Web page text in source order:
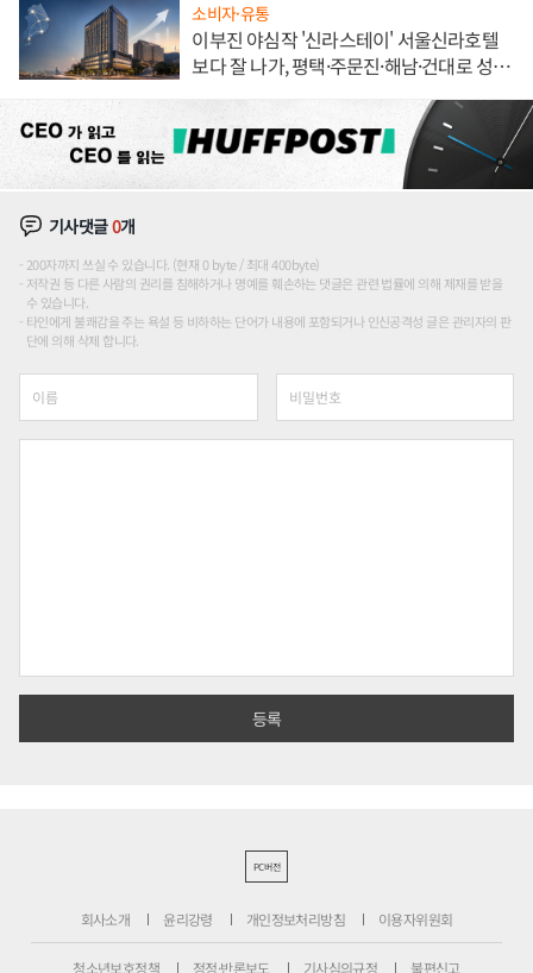
소비자·유통
이부진 야심작 '신라스테이' 서울신라호텔
보다 잘 나가, 평택·주문진·해남·건대로 성
기사댓글0개
200자까지 쓰실 수 있습니다. (현재 0 byte / 최대 400byte)
저작권 등 다른 사람의 권리를 침해하거나 명예를 훼손하는 댓글은 관련 법률에 의해 제재를 받을
수 있습니다.
타인에게 불쾌감을 주는 욕설 등 비하하는 단어가 내용에 포함되거나 인신공격성 글은 관리자의 판
단에 의해 삭제 합니다.
PC버전
회사소개 윤리강령 개인정보처리방침 이용자위원회
청소년보호정책 정정·반론보도 기사심의규정 불편신고